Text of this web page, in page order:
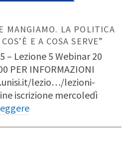
MANGIAMO. LA POLITICA
E A COSA SERVE”
– Lezione 5 Webinar 20
PER INFORMAZIONI
lezio…/lezioni-
iscrizione mercoledì